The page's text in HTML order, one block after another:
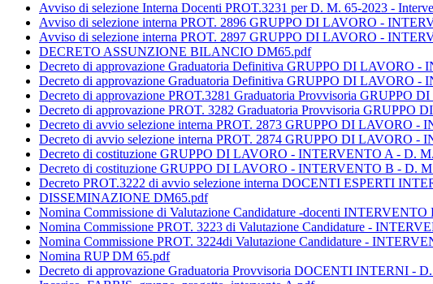
Avviso di selezione Interna Docenti PROT.3231 per D. M. 65-2023 -
Avviso di selezione interna PROT. 2896 GRUPPO DI LAVORO -
Avviso di selezione interna PROT. 2897 GRUPPO DI LAVORO -
DECRETO ASSUNZIONE BILANCIO DM65.pdf
Decreto di approvazione Graduatoria Definitiva GRUPPO DI LAVORO -
Decreto di approvazione Graduatoria Definitiva GRUPPO DI LAVORO
Decreto di approvazione PROT.3281 Graduatoria Provvisoria GRUPPO
Decreto di approvazione PROT. 3282 Graduatoria Provvisoria
Decreto di avvio selezione interna PROT. 2873 GRUPPO DI LAVORO -
Decreto di avvio selezione interna PROT. 2874 GRUPPO DI LAVORO -
Decreto di costituzione GRUPPO DI LAVORO - INTERVENTO A - D.
Decreto di costituzione GRUPPO DI LAVORO - INTERVENTO B - D.
Decreto PROT.3222 di avvio selezione interna DOCENTI ESPERTI
DISSEMINAZIONE DM65.pdf
Nomina Commissione di Valutazione Candidature -docenti
Nomina Commissione PROT. 3223 di Valutazione Candidature -
Nomina Commissione PROT. 3224di Valutazione Candidature -
Nomina RUP DM 65.pdf
Decreto di approvazione Graduatoria Provvisoria DOCENTI INTERNI -